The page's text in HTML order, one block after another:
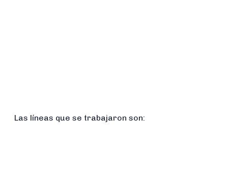
Las líneas que se trabajaron son: